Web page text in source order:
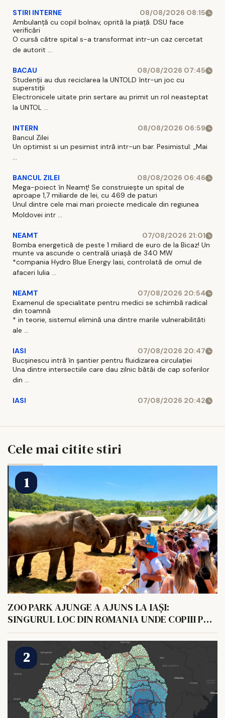
STIRI INTERNE
08/08/2026 08:15
Ambulanță cu copil bolnav, oprită la piață. DSU face
verificări
O cursă către spital s-a transformat intr-un caz cercetat
de autorit ...
BACAU
08/08/2026 07:45
Studenții au dus reciclarea la UNTOLD într-un joc cu
superstiții
Electronicele uitate prin sertare au primit un rol neasteptat
la UNTOL ...
INTERN
08/08/2026 06:59
Bancul Zilei
Un optimist si un pesimist intră intr-un bar. Pesimistul: „Mai
...
BANCUL ZILEI
08/08/2026 06:46
Mega-poiect în Neamț! Se construiește un spital de
aproape 1,7 miliarde de lei, cu 469 de paturi
Unul dintre cele mai mari proiecte medicale din regiunea
Moldovei intr ...
NEAMT
07/08/2026 21:01
Bomba energetică de peste 1 miliard de euro de la Bicaz! Un
munte va ascunde o centrală uriașă de 340 MW
*compania Hydro Blue Energy Iasi, controlată de omul de
afaceri Iulia ...
NEAMT
07/08/2026 20:54
Examenul de specialitate pentru medici se schimbă radical
din toamnă
* in teorie, sistemul elimină una dintre marile vulnerabilităti
ale ...
IASI
07/08/2026 20:47
Bucșinescu intră în șantier pentru fluidizarea circulației
Una dintre intersectiile care dau zilnic bătăi de cap soferilor
din ...
IASI 07/08/2026 20:42
Cele mai citite stiri
ZOO PARK AJUNGE A AJUNS LA IAȘI:
SINGURUL LOC DIN ROMANIA UNDE COPIII POT
HRANI UN ELEFANT